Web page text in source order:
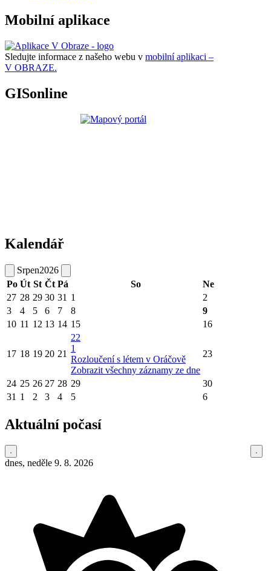
Mobilní aplikace
Sledujte informace z našeho webu v mobilní aplikaci –
V OBRAZE.
GISonline
Kalendář
Srpen2026
Po Út St Čt Pá So
Ne
27 28 29 30 31 1
2
3
4 5 6 7 8
9
10 11 12 13 14 15 16
17 18 19 20 21
22
1
Rozloučení s létem v Oráčově
Zobrazit všechny záznamy ze dne
23
24 25 26 27 28 29
30
31 1 2 3 4 5 6
Aktuální počasí
dnes, neděle 9. 8. 2026